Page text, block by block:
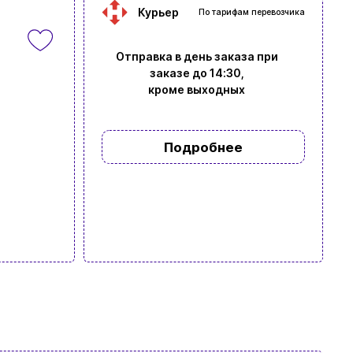
Курьер По тарифам перевозчика
Отправка в день заказа при
заказе до 14:30,
кроме выходных
Подробнее